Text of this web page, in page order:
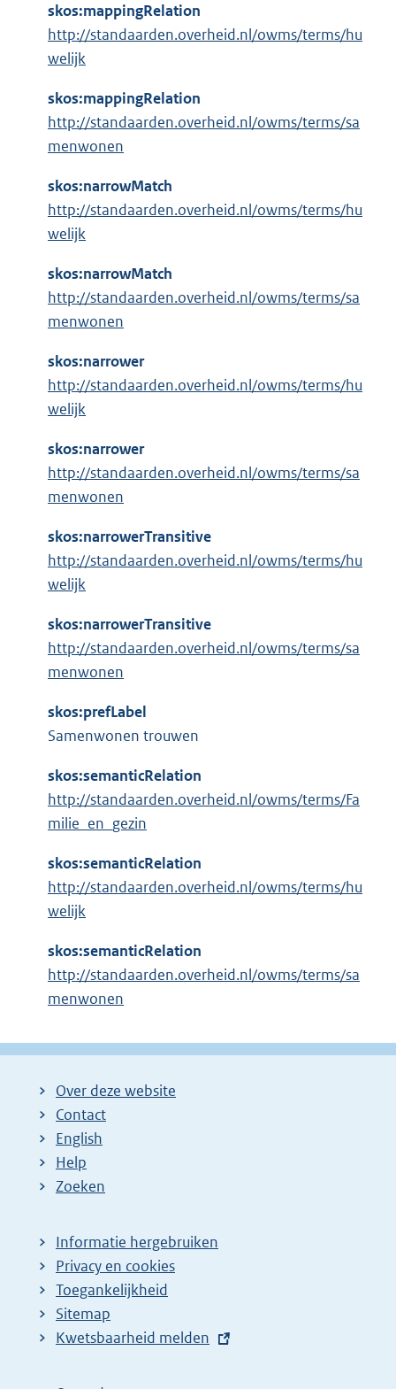
skos:mappingRelation
http://standaarden.overheid.nl/owms/terms/hu
welijk
skos:mappingRelation
http://standaarden.overheid.nl/owms/terms/sa
menwonen
skos:narrowMatch
http://standaarden.overheid.nl/owms/terms/hu
welijk
skos:narrowMatch
http://standaarden.overheid.nl/owms/terms/sa
menwonen
skos:narrower
http://standaarden.overheid.nl/owms/terms/hu
welijk
skos:narrower
http://standaarden.overheid.nl/owms/terms/sa
menwonen
skos:narrowerTransitive
http://standaarden.overheid.nl/owms/terms/hu
welijk
skos:narrowerTransitive
http://standaarden.overheid.nl/owms/terms/sa
menwonen
skos:prefLabel
Samenwonen trouwen
skos:semanticRelation
http://standaarden.overheid.nl/owms/terms/Fa
milie_en_gezin
skos:semanticRelation
http://standaarden.overheid.nl/owms/terms/hu
welijk
skos:semanticRelation
http://standaarden.overheid.nl/owms/terms/sa
menwonen
Over deze website
Contact
English
Help
Zoeken
Informatie hergebruiken
Privacy en cookies
Toegankelijkheid
Sitemap
E
t
Kwetsbaarheid melden